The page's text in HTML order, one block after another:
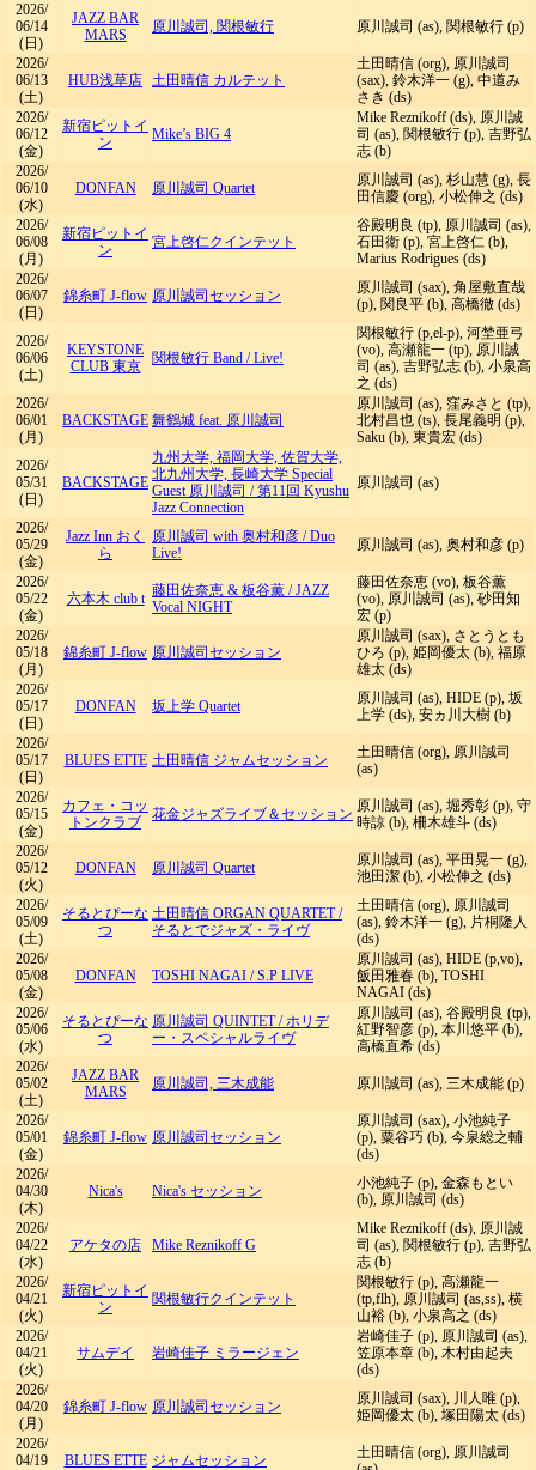
2026/
06/14
(日)
JAZZ BAR
MARS
原川誠司, 関根敏行 原川誠司 (as), 関根敏行 (p)
2026/
06/13
(土)
HUB浅草店 土田晴信 カルテット
土田晴信 (org), 原川誠司
(sax), 鈴木洋一 (g), 中道み
さき (ds)
2026/
06/12
(金)
新宿ピットイ
ン
Mike’s BIG 4
Mike Reznikoff (ds), 原川誠
司 (as), 関根敏行 (p), 吉野弘
志 (b)
2026/
06/10
(水)
DONFAN 原川誠司 Quartet
原川誠司 (as), 杉山慧 (g), 長
田信慶 (org), 小松伸之 (ds)
2026/
06/08
(月)
新宿ピットイ
ン
宮上啓仁クインテット
谷殿明良 (tp), 原川誠司 (as),
石田衛 (p), 宮上啓仁 (b),
Marius Rodrigues (ds)
2026/
06/07
(日)
錦糸町 J-flow 原川誠司セッション
原川誠司 (sax), 角屋敷直哉
(p), 関良平 (b), 高橋徹 (ds)
2026/
06/06
(土)
KEYSTONE
CLUB 東京
関根敏行 Band /Live!
関根敏行 (p,el-p), 河埜亜弓
(vo), 高瀬龍一 (tp), 原川誠
司 (as), 吉野弘志 (b), 小泉高
之 (ds)
2026/
06/01
(月)
BACKSTAGE 舞鶴城 feat. 原川誠司
原川誠司 (as), 窪みさと (tp),
北村昌也 (ts), 長尾義明 (p),
Saku (b), 東貴宏 (ds)
2026/
05/31
(日)
BACKSTAGE
九州大学, 福岡大学, 佐賀大学,
北九州大学, 長崎大学 Special
Guest 原川誠司 /第11回 Kyushu
Jazz Connection
原川誠司 (as)
2026/
05/29
(金)
Jazz Inn おく
ら
原川誠司 with 奥村和彦 /Duo
Live!
原川誠司 (as), 奥村和彦 (p)
2026/
05/22
(金)
六本木 club t 藤田佐奈恵 & 板谷薫 /JAZZ
Vocal NIGHT
藤田佐奈恵 (vo), 板谷薫
(vo), 原川誠司 (as), 砂田知
宏 (p)
2026/
05/18
(月)
錦糸町 J-flow 原川誠司セッション
原川誠司 (sax), さとうとも
ひろ (p), 姫岡優太 (b), 福原
雄太 (ds)
2026/
05/17
(日)
DONFAN 坂上学 Quartet
原川誠司 (as), HIDE (p), 坂
上学 (ds), 安ヵ川大樹 (b)
2026/
05/17
(日)
BLUES ETTE 土田晴信 ジャムセッション
土田晴信 (org), 原川誠司
(as)
2026/
05/15
(金)
カフェ・コッ
トンクラブ
花金ジャズライブ＆セッション 原川誠司 (as), 堀秀彰 (p), 守
時諒 (b), 柵木雄斗 (ds)
2026/
05/12
(火)
DONFAN 原川誠司 Quartet
原川誠司 (as), 平田晃一 (g),
池田潔 (b), 小松伸之 (ds)
2026/
05/09
(土)
そるとぴーな
つ
土田晴信 ORGAN QUARTET/
そるとでジャズ・ライヴ
土田晴信 (org), 原川誠司
(as), 鈴木洋一 (g), 片桐隆人
(ds)
2026/
05/08
(金)
DONFAN TOSHI NAGAI /S.P LIVE
原川誠司 (as), HIDE (p,vo),
飯田雅春 (b), TOSHI
NAGAI (ds)
2026/
05/06
(水)
そるとぴーな
つ
原川誠司 QUINTET/ホリデ
ー・スペシャルライヴ
原川誠司 (as), 谷殿明良 (tp),
紅野智彦 (p), 本川悠平 (b),
高橋直希 (ds)
2026/
05/02
(土)
JAZZ BAR
MARS
原川誠司, 三木成能 原川誠司 (as), 三木成能 (p)
2026/
05/01
(金)
錦糸町 J-flow 原川誠司セッション
原川誠司 (sax), 小池純子
(p), 粟谷巧 (b), 今泉総之輔
(ds)
2026/
04/30
(木)
Nica's Nica's セッション
小池純子 (p), 金森もとい
(b), 原川誠司 (ds)
2026/
04/22
(水)
アケタの店 Mike Reznikoff G
Mike Reznikoff (ds), 原川誠
司 (as), 関根敏行 (p), 吉野弘
志 (b)
2026/
04/21
(火)
新宿ピットイ
ン
関根敏行クインテット
関根敏行 (p), 高瀬龍一
(tp,flh), 原川誠司 (as,ss), 横
山裕 (b), 小泉高之 (ds)
2026/
04/21
(火)
サムデイ 岩崎佳子 ミラージェン
岩崎佳子 (p), 原川誠司 (as),
笠原本章 (b), 木村由起夫
(ds)
2026/
04/20
(月)
錦糸町 J-flow 原川誠司セッション
原川誠司 (sax), 川人唯 (p),
姫岡優太 (b), 塚田陽太 (ds)
2026/
04/19
BLUES ETTE ジャムセッション
土田晴信 (org), 原川誠司